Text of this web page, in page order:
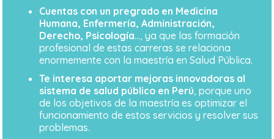
Cuentas con un pregrado en Medicina
Humana, Enfermería, Administración,
Derecho, Psicología…, ya que las formación
profesional de estas carreras se relaciona
enormemente con la maestría en Salud Pública.
Te interesa aportar mejoras innovadoras al
sistema de salud público en Perú, porque uno
de los objetivos de la maestría es optimizar el
funcionamiento de estos servicios y resolver sus
problemas.